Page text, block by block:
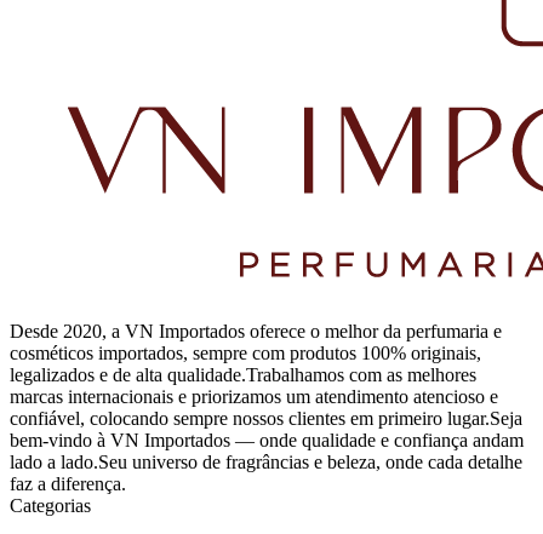
Desde 2020, a VN Importados oferece o melhor da perfumaria e
cosméticos importados, sempre com produtos 100% originais,
legalizados e de alta qualidade.Trabalhamos com as melhores
marcas internacionais e priorizamos um atendimento atencioso e
confiável, colocando sempre nossos clientes em primeiro lugar.Seja
bem-vindo à VN Importados — onde qualidade e confiança andam
lado a lado.Seu universo de fragrâncias e beleza, onde cada detalhe
faz a diferença.
Categorias